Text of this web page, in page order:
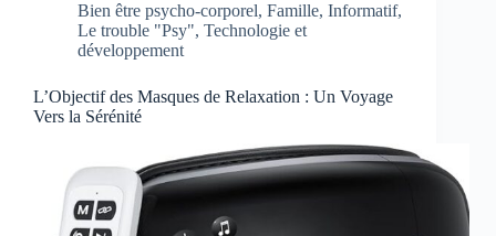
Bien être psycho-corporel, Famille, Informatif,
Le trouble "Psy", Technologie et
développement
L’Objectif des Masques de Relaxation : Un Voyage
Vers la Sérénité